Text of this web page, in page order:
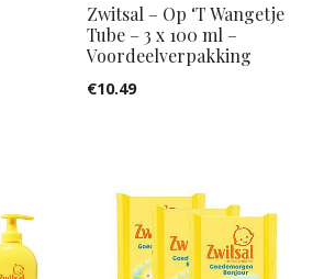
Zwitsal – Op ‘T Wangetje
Tube – 3 x 100 ml –
Voordeelverpakking
€10.49